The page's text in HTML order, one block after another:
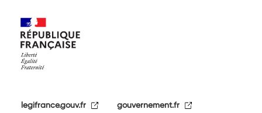
legifrance.gouv.fr gouvernement.fr